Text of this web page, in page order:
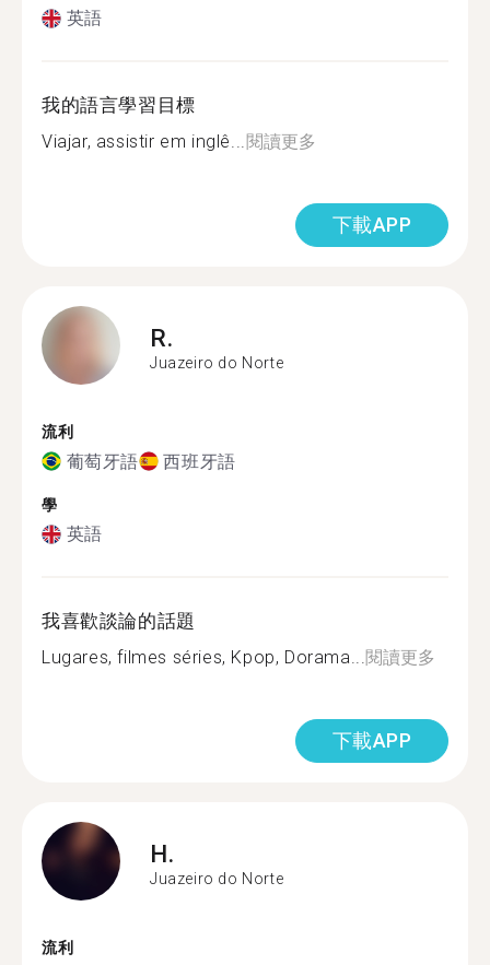
英語
我的語言學習目標
Viajar, assistir em inglê...閱讀更多
下載APP
R.
Juazeiro do Norte
流利
葡萄牙語 西班牙語
學
英語
我喜歡談論的話題
Lugares, filmes séries, Kpop, Dorama...閱讀更多
下載APP
H.
Juazeiro do Norte
流利